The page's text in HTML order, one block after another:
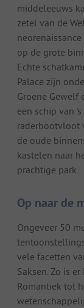
middeleeuws
zetel van de
op de grote
Echte
Palace zijn
Groene Gewelf
een schip van
raderbootvloot
de oude
kastelen naar
prachtige park.
Op naar de
Ongeveer 50
vele facetten
Saksen. Zo is
Romantiek tot